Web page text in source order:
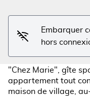
Embarquer
hors
"Chez Marie", gîte
appartement tout
maison de village,